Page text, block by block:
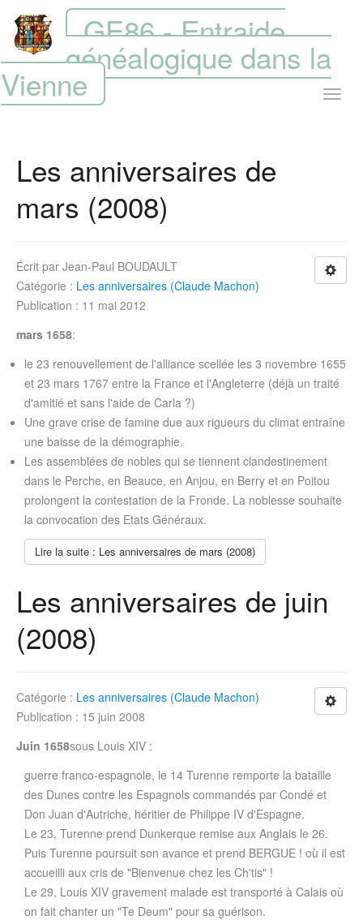
GE86 - Entraide
généalogique dans la
Vienne
Les anniversaires de
mars (2008)
Écrit par Jean-Paul BOUDAULT
Catégorie : Les anniversaires (Claude Machon)
Publication : 11 mai 2012
mars 1658:
le 23 renouvellement de l'alliance scellée les 3 novembre 1655
et 23 mars 1767 entre la France et l'Angleterre (déjà un traité
d'amitié et sans l'aide de Carla ?)
Une grave crise de famine due aux rigueurs du climat entraîne
une baisse de la démographie.
Les assemblées de nobles qui se tiennent clandestinement
dans le Perche, en Beauce, en Anjou, en Berry et en Poitou
prolongent la contestation de la Fronde. La noblesse souhaite
la convocation des Etats Généraux.
Lire la suite : Les anniversaires de mars (2008)
Les anniversaires de juin
(2008)
Catégorie : Les anniversaires (Claude Machon)
Publication : 15 juin 2008
Juin 1658sous Louis XIV :
guerre franco-espagnole, le 14 Turenne remporte la bataille
des Dunes contre les Espagnols commandés par Condé et
Don Juan d'Autriche, héritier de Philippe IV d'Espagne.
Le 23, Turenne prend Dunkerque remise aux Anglais le 26.
Puis Turenne poursuit son avance et prend BERGUE ! où il est
accueilli aux cris de "Bienvenue chez les Ch'tis" !
Le 29, Louis XIV gravement malade est transporté à Calais où
on fait chanter un "Te Deum" pour sa guérison.